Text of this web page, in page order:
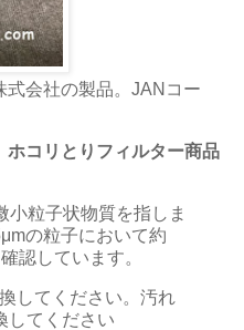
式会社の製品。JANコー
コリとりフィルター商品
小粒子状物質を指しま
の粒子において約
認しています。
してください。汚れ
してください